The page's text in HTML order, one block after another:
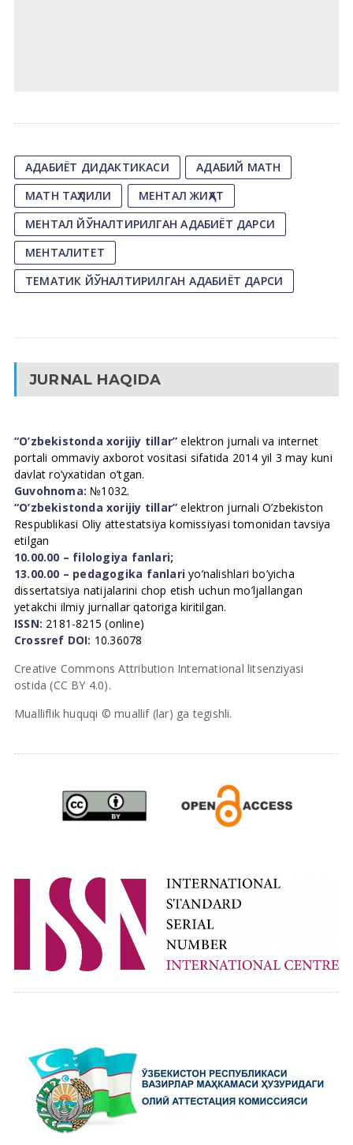
АДАБИЁТ ДИДАКТИКАСИ
АДАБИЙ МАТН
МАТН ТАҲЛИЛИ
МЕНТАЛ ЖИҲАТ
МЕНТАЛ ЙЎНАЛТИРИЛГАН АДАБИЁТ ДАРСИ
МЕНТАЛИТЕТ
ТЕМАТИК ЙЎНАЛТИРИЛГАН АДАБИЁТ ДАРСИ
JURNAL HAQIDA
“O’zbekistonda xorijiy tillar” elektron jurnali va internet
portali ommaviy axborot vositasi sifatida 2014 yil 3 may kuni
davlat ro’yxatidan o’tgan.
Guvohnoma: №1032.
“O’zbekistonda xorijiy tillar” elektron jurnali O’zbekiston
Respublikasi Oliy attestatsiya komissiyasi tomonidan tavsiya
etilgan
10.00.00 – filologiya fanlari;
13.00.00 – pedagogika fanlari yo’nalishlari bo’yicha
dissertatsiya natijalarini chop etish uchun mo’ljallangan
yetakchi ilmiy jurnallar qatoriga kiritilgan.
ISSN: 2181-8215 (online)
Crossref DOI: 10.36078
Creative Commons Attribution International litsenziyasi
ostida (CC BY 4.0).
Mualliflik huquqi © muallif (lar) ga tegishli.